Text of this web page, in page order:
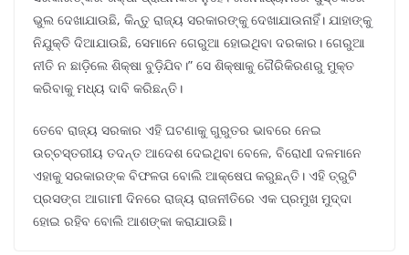
ଭୁଲ ଦେଖାଯାଉଛି, କିନ୍ତୁ ରାଜ୍ୟ ସରକାରଙ୍କୁ ଦେଖାଯାଉନାହିଁ। ଯାହାଙ୍କୁ
ନିଯୁକ୍ତି ଦିଆଯାଉଛି, ସେମାନେ ଗେରୁଆ ହୋଇଥିବା ଦରକାର। ଗେରୁଆ
ନୀତି ନ ଛାଡ଼ିଲେ ଶିକ୍ଷା ବୁଡ଼ିଯିବ।” ସେ ଶିକ୍ଷାକୁ ଗୈରିକିରଣରୁ ମୁକ୍ତ
କରିବାକୁ ମଧ୍ୟ ଦାବି କରିଛନ୍ତି।
ତେବେ ରାଜ୍ୟ ସରକାର ଏହି ଘଟଣାକୁ ଗୁରୁତର ଭାବରେ ନେଇ
ଉଚ୍ଚସ୍ତରୀୟ ତଦନ୍ତ ଆଦେଶ ଦେଇଥିବା ବେଳେ, ବିରୋଧୀ ଦଳମାନେ
ଏହାକୁ ସରକାରଙ୍କ ବିଫଳତା ବୋଲି ଆକ୍ଷେପ କରୁଛନ୍ତି। ଏହି ତ୍ରୁଟି
ପ୍ରସଙ୍ଗ ଆଗାମୀ ଦିନରେ ରାଜ୍ୟ ରାଜନୀତିରେ ଏକ ପ୍ରମୁଖ ମୁଦ୍ଦା
ହୋଇ ରହିବ ବୋଲି ଆଶଙ୍କା କରାଯାଉଛି।